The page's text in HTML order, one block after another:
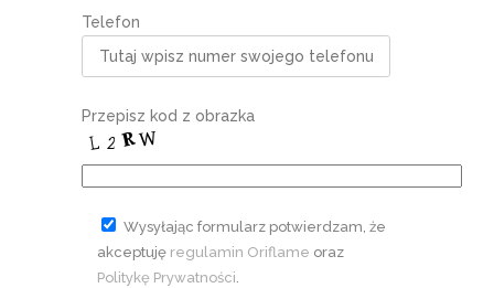
Telefon
Przepisz kod z obrazka
Wysyłając formularz potwierdzam, że
akceptuję regulamin Oriflame oraz
Politykę Prywatności